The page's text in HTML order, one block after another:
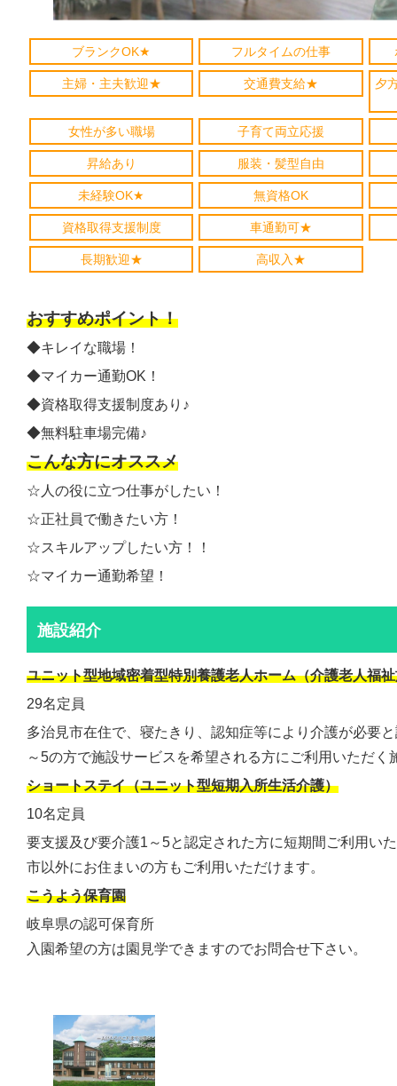
ブランクOK★ フルタイムの仕事
主婦・主夫歓迎★ 交通費支給★ 夕
女性が多い職場 子育て両立応援
昇給あり 服装・髪型自由
未経験OK★ 無資格OK
資格取得支援制度 車通勤可★
長期歓迎★ 高収入★
おすすめポイント！
◆キレイな職場！
◆マイカー通勤OK！
◆資格取得支援制度あり♪
◆無料駐車場完備♪
こんな方にオススメ
☆人の役に立つ仕事がしたい！
☆正社員で働きたい方！
☆スキルアップしたい方！！
☆マイカー通勤希望！
施設紹介
ユニット型地域密着型特別養護老人ホーム（介護老人福
29名定員
多治見市在住で、寝たきり、認知症等により介護が必要
～5の方で施設サービスを希望される方にご利用いただく
ショートステイ（ユニット型短期入所生活介護）
10名定員
要支援及び要介護1～5と認定された方に短期間ご利用い
市以外にお住まいの方もご利用いただけます。
こうよう保育園
岐阜県の認可保育所
入園希望の方は園見学できますのでお問合せ下さい。